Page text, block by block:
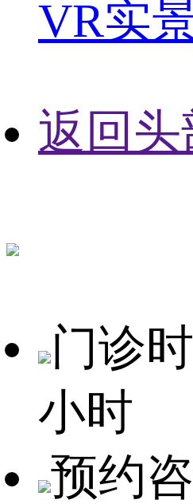
VR实
返回头
门诊
小时
预约